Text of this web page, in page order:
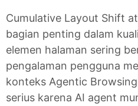
Cumulative Layout Shift
bagian penting dalam
elemen halaman sering
pengalaman pengguna
konteks Agentic
serius karena AI agent